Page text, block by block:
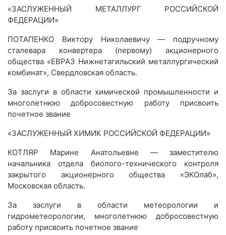
«ЗАСЛУЖЕННЫЙ МЕТАЛЛУРГ РОССИЙСКОЙ
ФЕДЕРАЦИИ»
ПОТАПЕНКО Виктору Николаевичу — подручному
сталевара конвертера (первому) акционерного
общества «ЕВРАЗ Нижнетагильский металлургический
комбинат», Свердловская область.
За заслуги в области химической промышленности и
многолетнюю добросовестную работу присвоить
почетное звание
«ЗАСЛУЖЕННЫЙ ХИМИК РОССИЙСКОЙ ФЕДЕРАЦИИ»
КОТЛЯР Марине Анатольевне — заместителю
начальника отдела биолого-технического контроля
закрытого акционерного общества «ЭКОлаб»,
Московская область.
За заслуги в области метеорологии и
гидрометеорологии, многолетнюю добросовестную
работу присвоить почетное звание